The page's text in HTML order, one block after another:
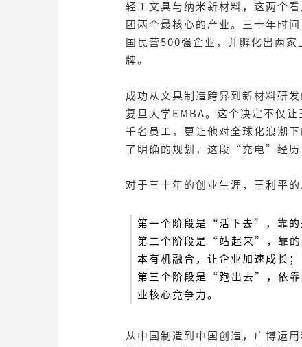
轻工文具与纳米新材料，这两个
团两个最核心的产业。三十年时
国民营500强企业，并孵化出两
牌。
成功从文具制造跨界到新材料研
复旦大学EMBA。这个决定不仅
千名员工，更让他对全球化浪潮
了明确的规划，这段“充电”经历
对于三十年的创业生涯，王利平的
第一个阶段是“活下去”，靠的
第二个阶段是“站起来”，靠的
本有机融合，让企业加速成长；
第三个阶段是“跑出去”，依靠
业核心竞争力。
从中国制造到中国创造，广博运